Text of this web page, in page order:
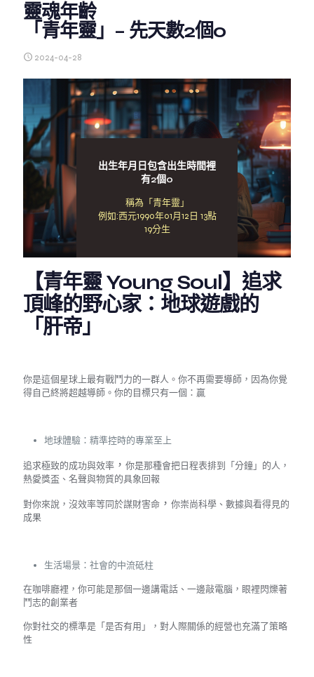
靈魂年齡
「青年靈」– 先天數2個0
2024-04-28
出生年月日包含出生時間裡
有2個0
稱為「青年靈」
例如:西元1990年01月12日 13點
19分生
【青年靈 Young Soul】追求
頂峰的野心家：地球遊戲的
「肝帝」
你是這個星球上最有戰鬥力的一群人。你不再需要導師，因為你覺
得自己終將超越導師。你的目標只有一個：贏
地球體驗：精準控時的專業至上
追求極致的成功與效率 ， 你是那種會把日程表排到「分鐘」的人，
熱愛獎盃、名聲與物質的具象回報
對你來說，沒效率等同於謀財害命 ， 你崇尚科學、數據與看得見的
成果
生活場景：社會的中流砥柱
在咖啡廳裡，你可能是那個一邊講電話、一邊敲電腦，眼裡閃爍著
鬥志的創業者
你對社交的標準是「是否有用」，對人際關係的經營也充滿了策略
性